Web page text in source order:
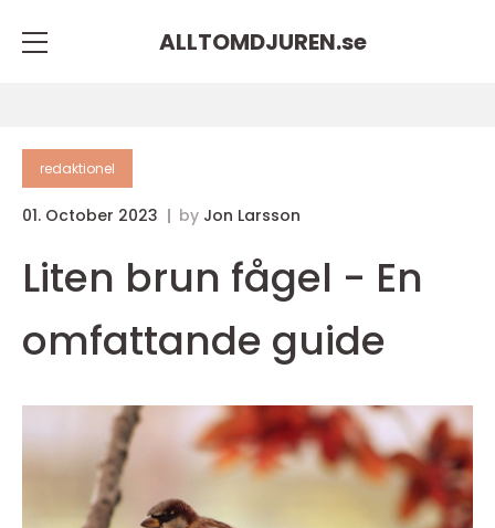
ALLTOMDJUREN.se
redaktionel
01. October 2023 by Jon Larsson
Liten brun fågel - En
omfattande guide